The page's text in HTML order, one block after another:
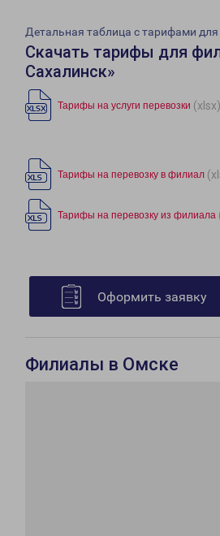
Детальная таблица с тарифами
Скачать тарифы для
Сахалинск»
Тарифы на услуги перевозки (xlsx)
Тарифы на перевозку в филиал
Тарифы на перевозку из филиала
Оформить заявку
Филиалы в Омске